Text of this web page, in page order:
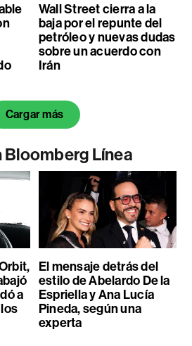
Wall Street cierra a la
baja por el repunte del
petróleo y nuevas dudas
sobre un acuerdo con
Irán
Cargar más
Bloomberg Línea
a
El mensaje detrás del
estilo de Abelardo De la
Espriella y Ana Lucía
Pineda, según una
experta